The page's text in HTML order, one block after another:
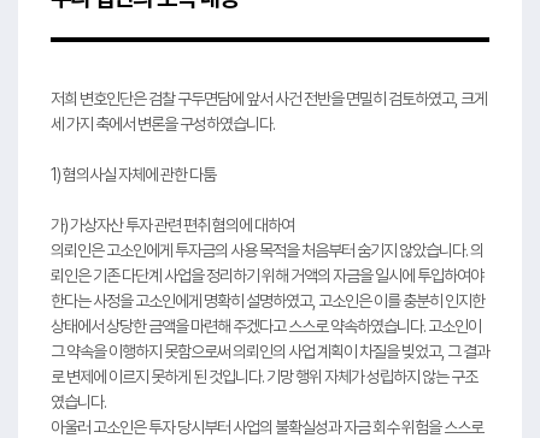
저희 변호인단은 검찰 구두면담에 앞서 사건 전반을 면밀히 검토하였고, 크게
세 가지 축에서 변론을 구성하였습니다.
1) 혐의사실 자체에 관한 다툼
가) 가상자산 투자 관련 편취 혐의에 대하여
의뢰인은 고소인에게 투자금의 사용 목적을 처음부터 숨기지 않았습니다. 의
뢰인은 기존 다단계 사업을 정리하기 위해 거액의 자금을 일시에 투입하여야
한다는 사정을 고소인에게 명확히 설명하였고, 고소인은 이를 충분히 인지한
상태에서 상당한 금액을 마련해 주겠다고 스스로 약속하였습니다. 고소인이
그 약속을 이행하지 못함으로써 의뢰인의 사업 계획이 차질을 빚었고, 그 결과
로 변제에 이르지 못하게 된 것입니다. 기망 행위 자체가 성립하지 않는 구조
였습니다.
아울러 고소인은 투자 당시부터 사업의 불확실성과 자금 회수 위험을 스스로